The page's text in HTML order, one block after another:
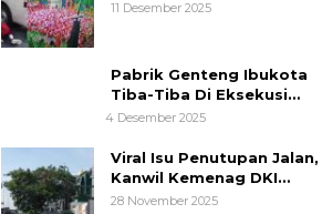
Cilincing Jakarta Utara
11 Desember 2025
Pabrik Genteng Ibukota
Tiba-Tiba Di Eksekusi
Jurusita Pengadilan Negeri
Hukum Sejak Awal
4 Desember 2025
Viral Isu Penutupan Jalan,
Kanwil Kemenag DKI
Jakarta Luruskan Fakta
28 November 2025